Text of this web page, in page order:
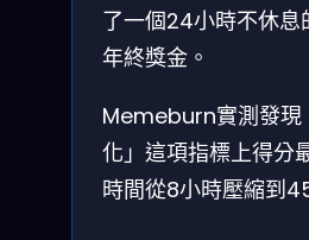
了一個24小時不休息
年終獎金。
Memeburn實測發現
化」這項指標上得分
時間從8小時壓縮到